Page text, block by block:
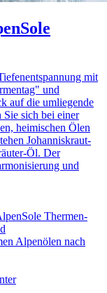
mit
und
auf die umliegende
sich bei einer
heimischen Ölen
Johanniskraut-
Öl. Der
und
Thermen-
Alpenölen nach